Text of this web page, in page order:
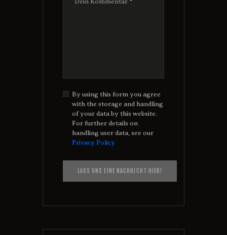
By using this form you agree
with the storage and handling
of your data by this website.
For further details on
handling user data, see our
Privacy Policy
n